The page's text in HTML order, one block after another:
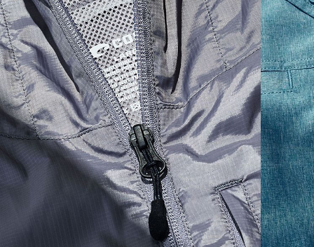
M 19” 26” 6”
L 21” 27” 6 ¼”
XL 23” 28” 6 ½”